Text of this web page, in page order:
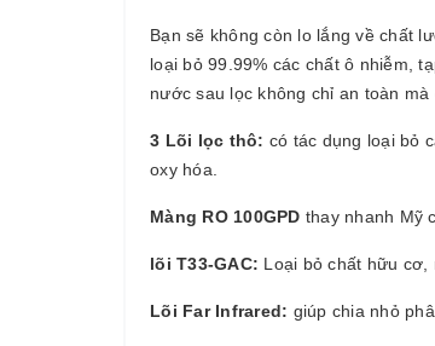
Bạn sẽ không còn lo lắng về chất
loại bỏ 99.99% các chất ô nhiễm,
nước sau lọc không chỉ an toàn
3 Lõi lọc thô: có tác dụng loại bỏ
oxy hóa.
Màng RO 100GPD thay nhanh Mỹ
lõi T33-GAC: Loại bỏ chất hữu cơ,
Lõi Far Infrared: giúp chia nhỏ